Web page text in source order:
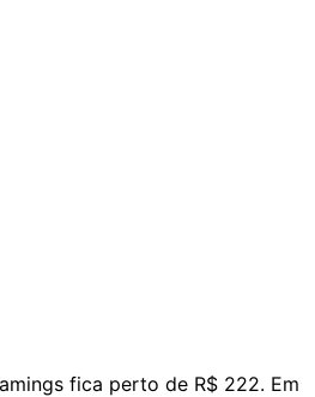
fica perto de R$ 222. Em